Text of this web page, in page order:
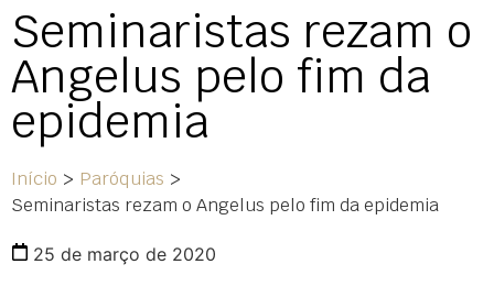
Seminaristas rezam o
Angelus pelo fim da
epidemia
Início > Paróquias >
Seminaristas rezam o Angelus pelo fim da epidemia
25 de março de 2020